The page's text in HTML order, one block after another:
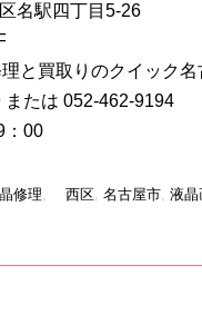
名駅四丁目5-26
と買取りのクイック名
たは 052-462-9194
：00
修理 西区 名古屋市 液晶